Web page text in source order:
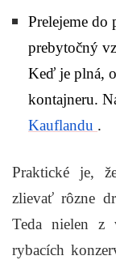
Prelejeme do
prebytočný
Keď je plná,
kontajneru.
Kauflandu .
Praktické je,
zlievať rôzne
Teda nielen z
rybacích